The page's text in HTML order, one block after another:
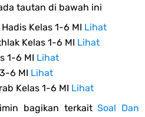
tautan di bawah ini
Kelas 1-6 MI Lihat
Kelas 1-6 MI Lihat
1-6 MI Lihat
6 MI Lihat
Kelas 1-6 MI Lihat
bagikan terkaitSoal Dan